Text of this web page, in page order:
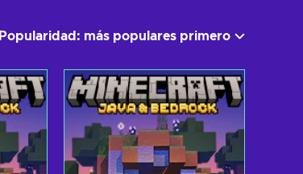
Popularidad: más populares primero